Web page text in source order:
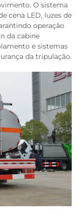
O sistema
cena LED, luzes de
operação
da cabine
e sistemas
da tripulação.